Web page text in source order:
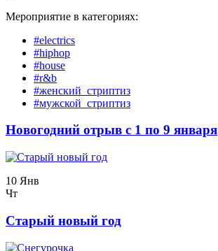
Мероприятие в категориях:
#electrics
#hiphop
#house
#r&b
#женский_стриптиз
#мужской_стриптиз
Новогодний отрыв с 1 по 9 января
10 Янв
Чт
Старый новый год